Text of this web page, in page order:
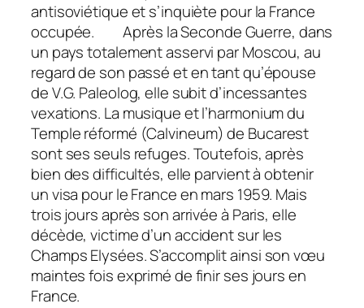
antisoviétique et s’inquiète pour la France
occupée. Après la Seconde Guerre, dans
un pays totalement asservi par Moscou, au
regard de son passé et en tant qu’épouse
de V.G. Paleolog, elle subit d’incessantes
vexations. La musique et l’harmonium du
Temple réformé (Calvineum) de Bucarest
sont ses seuls refuges. Toutefois, après
bien des difficultés, elle parvient à obtenir
un visa pour le France en mars 1959. Mais
trois jours après son arrivée à Paris, elle
décède, victime d’un accident sur les
Champs Elysées. S’accomplit ainsi son vœu
maintes fois exprimé de finir ses jours en
France.